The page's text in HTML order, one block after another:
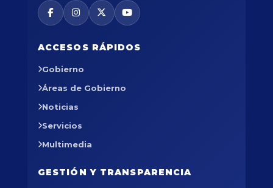
ACCESOS RÁPIDOS
Gobierno
Áreas de Gobierno
Noticias
Servicios
Multimedia
GESTIÓN Y TRANSPARENCIA